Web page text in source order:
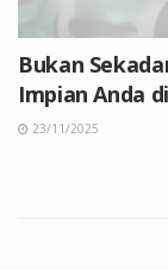
Bukan
Impian Anda
23/11/2025